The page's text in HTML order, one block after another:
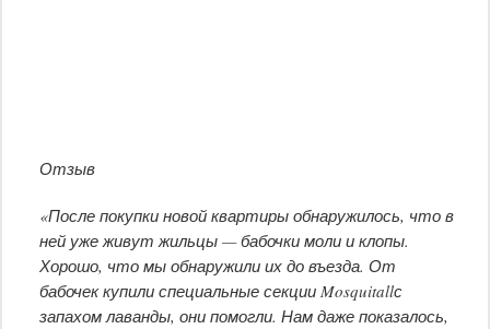
Отзыв
«После покупки новой квартиры обнаружилось, что в
ней уже живут жильцы — бабочки моли и клопы.
Хорошо, что мы обнаружили их до въезда. От
бабочек купили специальные секции Mosquitallс
запахом лаванды, они помогли. Нам даже показалось,